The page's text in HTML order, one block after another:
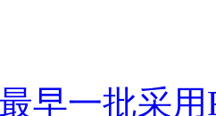
早一批采